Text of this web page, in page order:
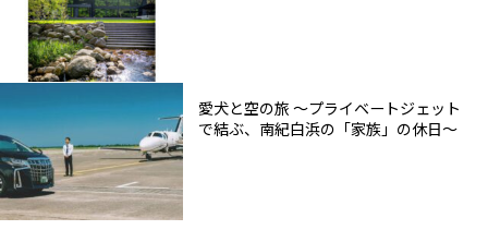
愛犬と空の旅 ～プライベートジェット
で結ぶ、南紀白浜の「家族」の休日～